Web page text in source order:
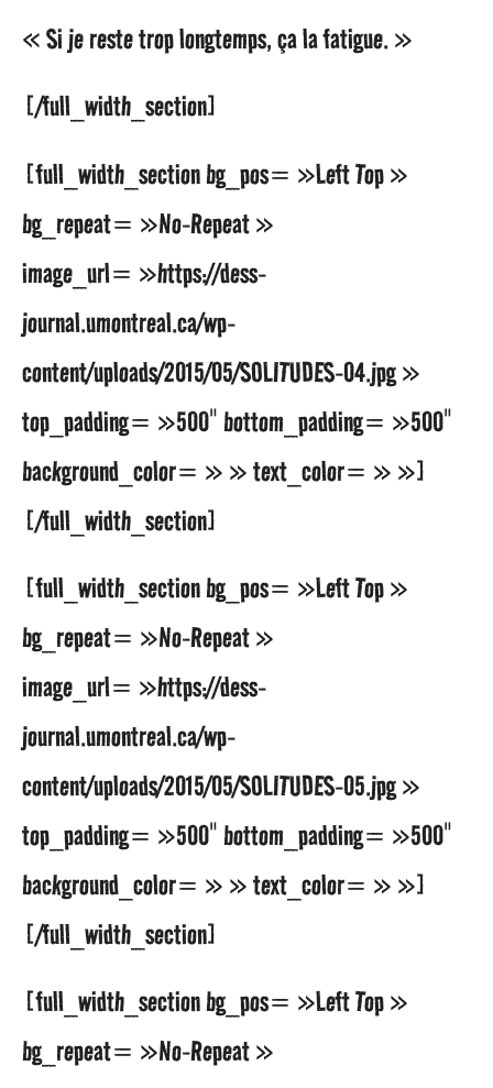
« Si je reste trop longtemps, ça la fatigue. »
[/full_width_section]
[full_width_section bg_pos= »Left Top »
bg_repeat= »No-Repeat »
image_url= »https://dess-
journal.umontreal.ca/wp-
content/uploads/2015/05/SOLITUDES-04.jpg »
top_padding= »500″ bottom_padding= »500″
background_color= » » text_color= » »]
[/full_width_section]
[full_width_section bg_pos= »Left Top »
bg_repeat= »No-Repeat »
image_url= »https://dess-
journal.umontreal.ca/wp-
content/uploads/2015/05/SOLITUDES-05.jpg »
top_padding= »500″ bottom_padding= »500″
background_color= » » text_color= » »]
[/full_width_section]
[full_width_section bg_pos= »Left Top »
bg_repeat= »No-Repeat »